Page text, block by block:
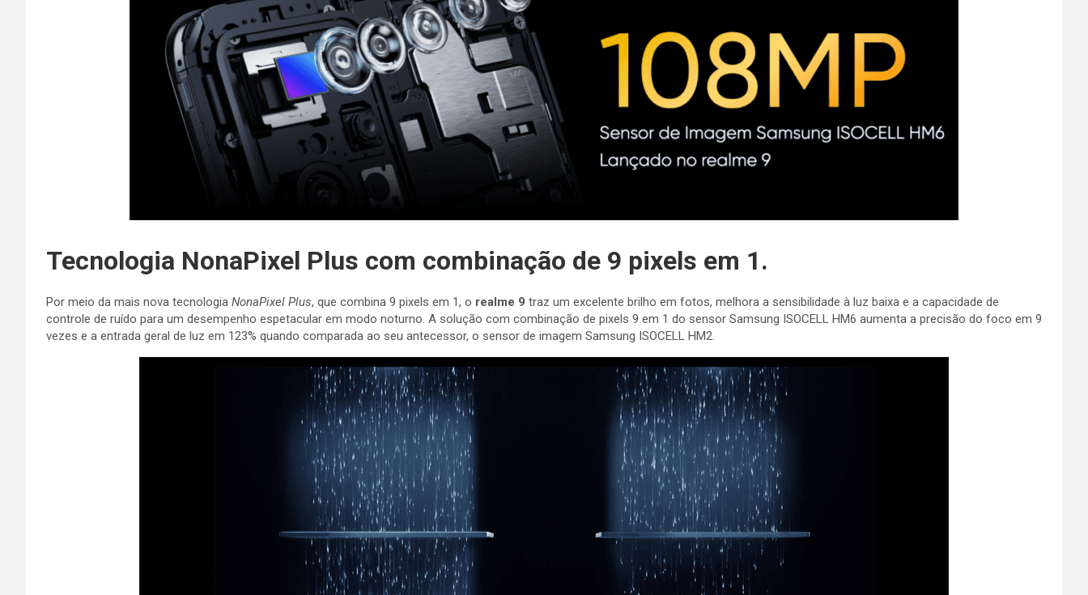
Tecnologia NonaPixel Plus com combinação de 9 pixels em 1.
Por meio da mais nova tecnologia NonaPixel Plus, que combina 9 pixels em 1, o realme 9 traz um excelente brilho em fotos, melhora a sensibilidade à luz baixa e a capacidade de
controle de ruído para um desempenho espetacular em modo noturno. A solução com combinação de pixels 9 em 1 do sensor Samsung ISOCELL HM6 aumenta a precisão do foco em 9
vezes e a entrada geral de luz em 123% quando comparada ao seu antecessor, o sensor de imagem Samsung ISOCELL HM2.